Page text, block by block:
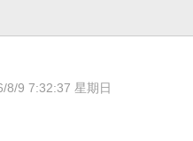
8/9 7:32:38 星期日